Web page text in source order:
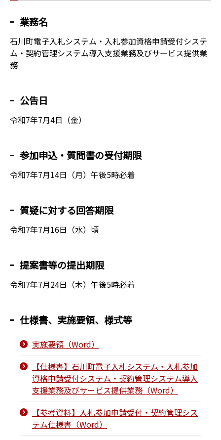
業務名
石川町電子入札システム・入札参加資格申請受付システ
ム・契約管理システム導入支援業務及びサービス提供業
務
公告日
令和7年7月4日（金）
参加申込・質問書の受付期限
令和7年7月14日（月）午後5時必着
質疑に対する回答期限
令和7年7月16日（水）頃
提案書等の提出期限
令和7年7月24日（木）午後5時必着
仕様書、実施要領、様式等
実施要領（Word）
【仕様書】石川町電子入札システム・入札参加
資格申請受付システム・契約管理システム導入
支援業務及びサービス提供業務（Word）
【参考資料】入札参加申請受付・契約管理シス
テム仕様書（Word）